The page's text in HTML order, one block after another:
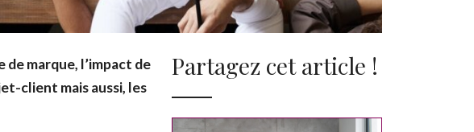
marque, l’impact de
client mais aussi, les
Partagez cet article !